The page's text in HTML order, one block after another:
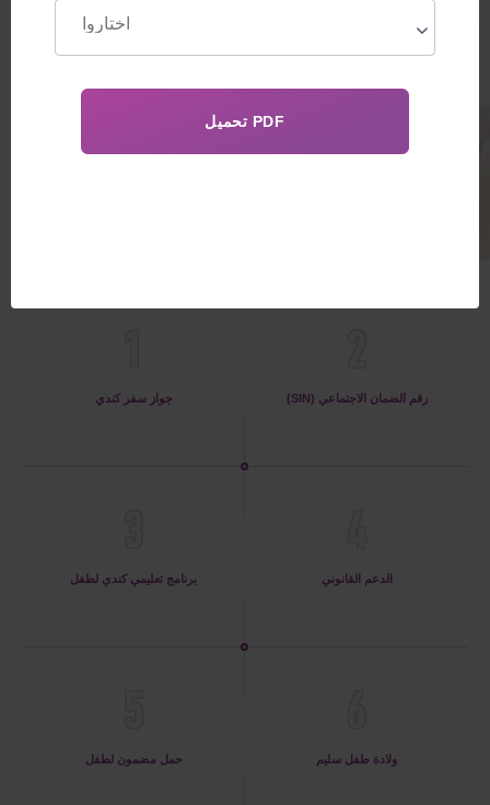
كندي. دعم طبي وقانوني كامل من
الزيارة الأولى لعيادة في أوكرانيا
جواز سفر كندي رقم الضمان الاجتماعي (SIN)
برنامج تعليمي كندي لطفل الدعم القانوني
حمل مضمون لطفل ولادة طفل سليم